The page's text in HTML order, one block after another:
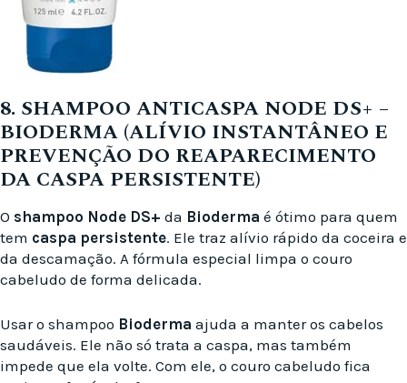
8. SHAMPOO ANTICASPA NODE DS+ –
BIODERMA (ALÍVIO INSTANTÂNEO E
PREVENÇÃO DO REAPARECIMENTO
DA CASPA PERSISTENTE)
O shampoo Node DS+ da Bioderma é ótimo para quem
tem caspa persistente. Ele traz alívio rápido da coceira e
da descamação. A fórmula especial limpa o couro
cabeludo de forma delicada.
Usar o shampoo Bioderma ajuda a manter os cabelos
saudáveis. Ele não só trata a caspa, mas também
impede que ela volte. Com ele, o couro cabeludo fica